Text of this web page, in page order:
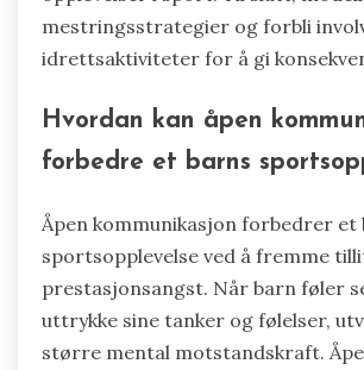
mestringsstrategier og forbli
idrettsaktiviteter for å gi
Hvordan kan åpen
forbedre et barns
Åpen kommunikasjon forbedrer et
sportsopplevelse ved å fremme
prestasjonsangst. Når barn føler
uttrykke sine tanker og følelser,
større mental motstandskraft.